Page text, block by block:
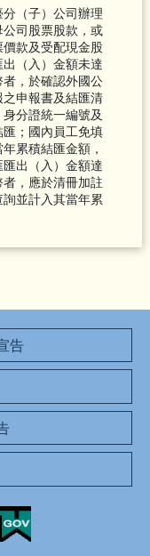
（子）公司辦理
司股票股款，或
款及受配現金股
（入）金額未達
，於確認外國公
申報書及結匯清
分證統一編號及
；國內員工免填
累積結匯金額，
出（入）金額達
，應於清冊加註
並計入其當年累
告